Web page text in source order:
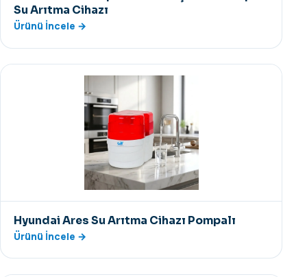
Su Arıtma Cihazı
Ürünü İncele →
Hyundai Ares Su Arıtma Cihazı Pompalı
Ürünü İncele →